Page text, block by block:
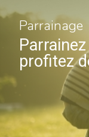
Parrainage
profitez